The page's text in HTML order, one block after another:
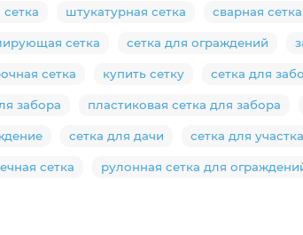
штукатурная сетка сварная сетка
сетка сетка для ограждений
сетка купить сетку сетка для
забора пластиковая сетка для забора
сетка для дачи сетка для участка
сетка рулонная сетка для